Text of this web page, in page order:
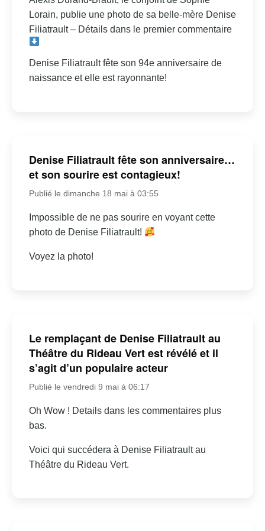
Lorain, publie une photo de sa belle-mère Denise
Filiatrault – Détails dans le premier commentaire
Denise Filiatrault fête son 94e anniversaire de
naissance et elle est rayonnante!
Denise Filiatrault fête son anniversaire…
et son sourire est contagieux!
Publié le dimanche 18 mai à 03:55
Impossible de ne pas sourire en voyant cette
photo de Denise Filiatrault!
Voyez la photo!
Le remplaçant de Denise Filiatrault au
Théâtre du Rideau Vert est révélé et il
s’agit d’un populaire acteur
Publié le vendredi 9 mai à 06:17
Oh Wow ! Details dans les commentaires plus
bas.
Voici qui succédera à Denise Filiatrault au
Théâtre du Rideau Vert.